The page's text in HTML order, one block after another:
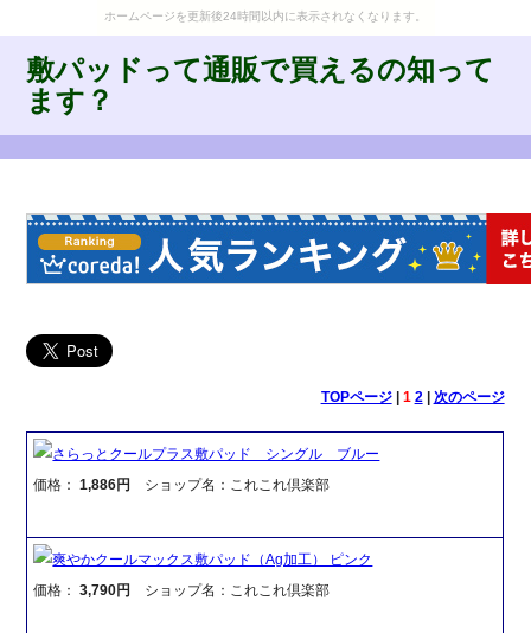
ホームページを更新後24時間以内に表示されなくなります。
敷パッドって通販で買えるの知って
ます？
TOPページ| 1 2| 次のページ
さらっとクールプラス敷パッド シングル ブルー
価格：1,886円 ショップ名：これこれ倶楽部
爽やかクールマックス敷パッド（Ag加工） ピンク
価格：3,790円 ショップ名：これこれ倶楽部